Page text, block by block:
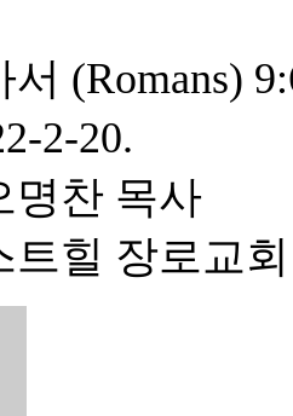
(Romans)
2-20.
명찬 목사
트힐 장로교회